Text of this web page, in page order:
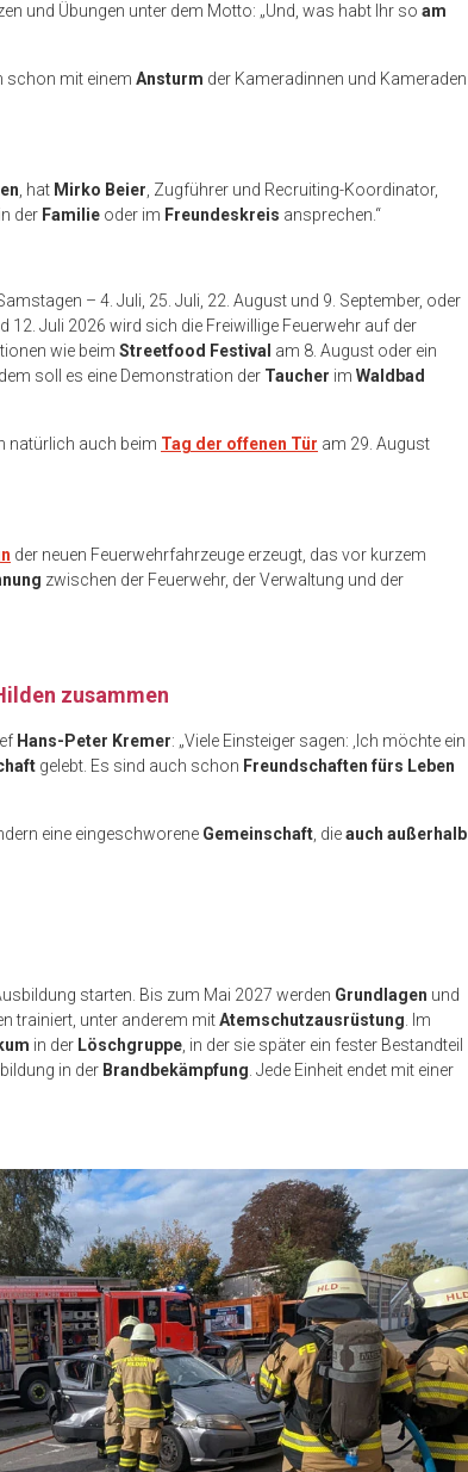
und Übungen unter dem Motto: „Und, was habt Ihr so am
schon mit einem Ansturm der Kameradinnen und Kameraden
, hat Mirko Beier, Zugführer und Recruiting-Koordinator,
der Familie oder im Freundeskreis ansprechen.“
– 4. Juli, 25. Juli, 22. August und 9. September, oder
12. Juli 2026 wird sich die Freiwillige Feuerwehr auf der
wie beim Streetfood Festival am 8. August oder ein
soll es eine Demonstration der Taucher im Waldbad
natürlich auch beim Tag der offenen Tür am 29. August
der neuen Feuerwehrfahrzeuge erzeugt, das vor kurzem
zwischen der Feuerwehr, der Verwaltung und der
zusammen
Hans-Peter Kremer: „Viele Einsteiger sagen: ‚Ich möchte ein
gelebt. Es sind auch schon Freundschaften fürs Leben
eine eingeschworene Gemeinschaft, dieauch außerhalb
starten. Bis zum Mai 2027 werden Grundlagen und
trainiert, unter anderem mitAtemschutzausrüstung. Im
in der Löschgruppe, in der sie später ein fester Bestandteil
in der Brandbekämpfung. Jede Einheit endet mit einer